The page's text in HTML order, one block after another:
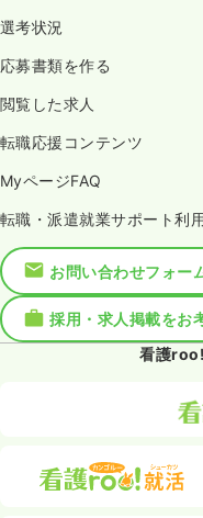
選考状況
応募書類を作る
閲覧した求人
転職応援コンテンツ
MyページFAQ
転職・派遣就業サポート利
お問い合わせフォー
採用・求人掲載をお
看護